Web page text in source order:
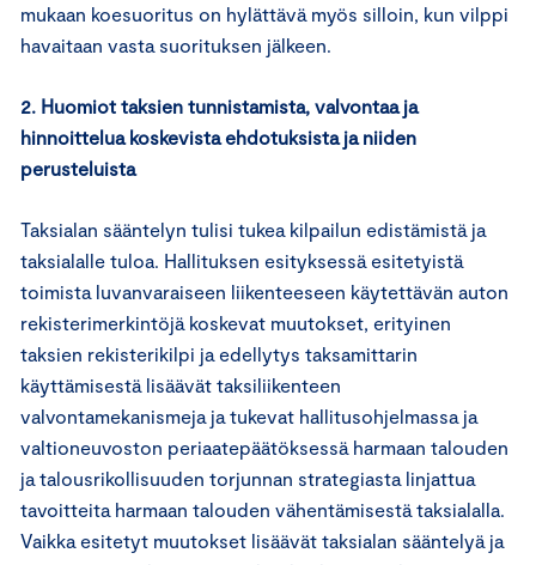
mukaan koesuoritus on hylättävä myös silloin, kun vilppi
havaitaan vasta suorituksen jälkeen.
2. Huomiot taksien tunnistamista, valvontaa ja
hinnoittelua koskevista ehdotuksista ja niiden
perusteluista
Taksialan sääntelyn tulisi tukea kilpailun edistämistä ja
taksialalle tuloa. Hallituksen esityksessä esitetyistä
toimista luvanvaraiseen liikenteeseen käytettävän auton
rekisterimerkintöjä koskevat muutokset, erityinen
taksien rekisterikilpi ja edellytys taksamittarin
käyttämisestä lisäävät taksiliikenteen
valvontamekanismeja ja tukevat hallitusohjelmassa ja
valtioneuvoston periaatepäätöksessä harmaan talouden
ja talousrikollisuuden torjunnan strategiasta linjattua
tavoitteita harmaan talouden vähentämisestä taksialalla.
Vaikka esitetyt muutokset lisäävät taksialan sääntelyä ja